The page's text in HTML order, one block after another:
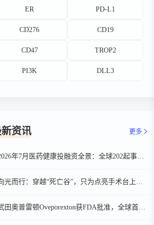
ER PD-L1
CD276 CD19
CD47 TROP2
PI3K DLL3
资讯 更多
年7月医药健康投融资全景：全球202起事件、中国99起，医疗器械+医药研发双赛道吸金564亿
光而行：穿越“死亡谷”，只为点亮手术台上的那束光
奥普雷顿Oveporexton获FDA批准，全球首个靶向食欲素的1型发作性睡病对因治疗药物上市